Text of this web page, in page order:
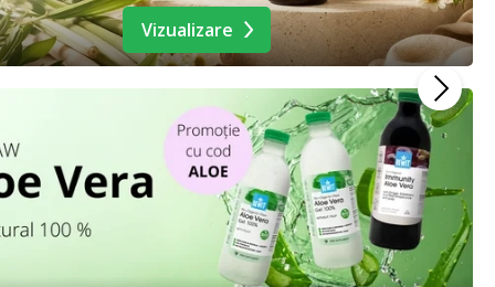
Vizualizare